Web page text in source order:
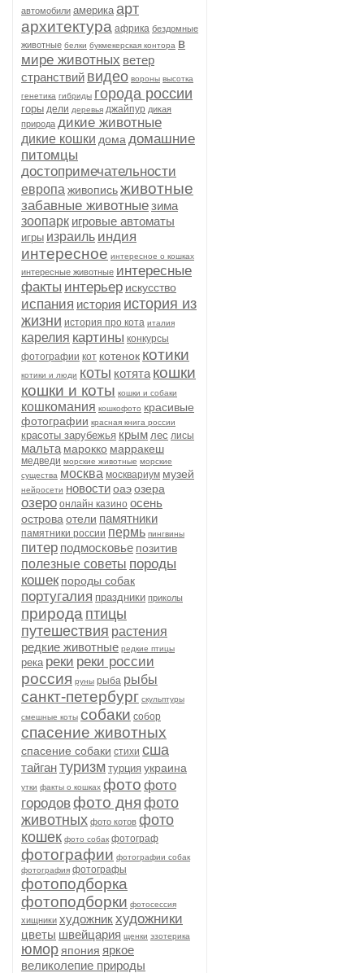
автомобили америка арт
архитектура африка бездомные
животные белки букмекерская контора в
мире животных ветер
странствий видео вороны высотка
генетика гибриды города россии
горы дели деревья джайпур дикая
природа дикие животные
дикие кошки дома домашние
питомцы
достопримечательности
европа живописьживотные
забавные животныезима
зоопарк игровые автоматы
игры израиль индия
интересное интересное о кошках
интересные животные интересные
факты интерьер искусство
испания история история из
жизни история про кота италия
карелия картины конкурсы
фотографии кот котенок котики
котики и люди коты котята кошки
кошки и коты кошки и собаки
кошкомания кошкофото красивые
фотографии красная книга россии
красоты зарубежья крым лес лисы
мальта марокко марракеш
медведи морские животные морские
существа москва москвариум музей
нейросети новостиоаэозера
озеро онлайн казино осень
острова отели памятники
памятники россии пермь пингвины
питер подмосковье позитив
полезные советы породы
кошек породы собак
португалия праздники приколы
природа птицы
путешествия растения
редкие животные редкие птицы
река реки реки россии
россия руны рыба рыбы
санкт-петербург скульптуры
смешные коты собаки собор
спасение животных
спасение собаки стихи сша
тайгантуризм турция украина
утки факты о кошках фото фото
городовфото дня фото
животных фото котов фото
кошек фото собак фотограф
фотографии фотографии собак
фотография фотографы
фотоподборка
фотоподборки фотосессия
хищники художникхудожники
цветы швейцария щенки эзотерика
юмор япония яркое
великолепие природы